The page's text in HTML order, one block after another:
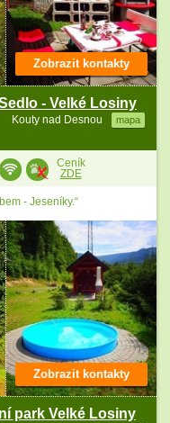
- Velké Losiny
Kouty nad Desnou mapa
Zobrazit kontakty
Ceník
ZDE
- Jeseníky.“
park Velké Losiny
Zobrazit kontakty